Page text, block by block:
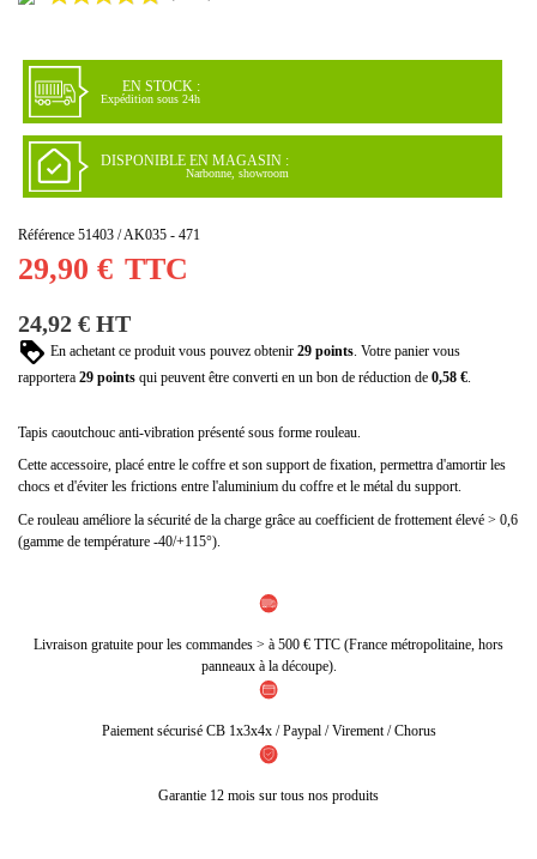
EN STOCK :
Expédition sous 24h
DISPONIBLE EN MAGASIN :
Narbonne, showroom
Référence 51403 / AK035 - 471
29,90 € TTC
24,92 € HT
En achetant ce produit vous pouvez obtenir 29 points. Votre panier vous
rapportera 29 points qui peuvent être converti en un bon de réduction de 0,58 €.
Tapis caoutchouc anti-vibration présenté sous forme rouleau.
Cette accessoire, placé entre le coffre et son support de fixation, permettra d'amortir les
chocs et d'éviter les frictions entre l'aluminium du coffre et le métal du support.
Ce rouleau améliore la sécurité de la charge grâce au coefficient de frottement élevé > 0,6
(gamme de température -40/+115°).
Livraison gratuite pour les commandes > à 500 € TTC (France métropolitaine, hors
panneaux à la découpe).
Paiement sécurisé CB 1x3x4x / Paypal / Virement / Chorus
Garantie 12 mois sur tous nos produits